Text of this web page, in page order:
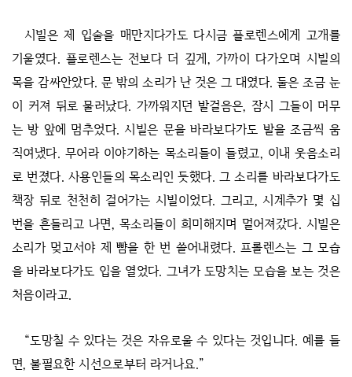
시빌은 제 입술을 매만지다가도 다시금 플로렌스에게 고개를
기울였다. 플로렌스는 전보다 더 깊게, 가까이 다가오며 시빌의
목을 감싸안았다. 문 밖의 소리가 난 것은 그 대였다. 둘은 조금 눈
이 커져 뒤로 물러났다. 가까워지던 발걸음은, 잠시 그들이 머무
는 방 앞에 멈추었다. 시빌은 문을 바라보다가도 발을 조금씩 움
직여냈다. 무어라 이야기하는 목소리들이 들렸고, 이내 웃음소리
로 번졌다. 사용인들의 목소리인 듯했다. 그 소리를 바라보다가도
책장 뒤로 천천히 걸어가는 시빌이었다. 그리고, 시계추가 몇 십
번을 흔들리고 나면, 목소리들이 희미해지며 멀어져갔다. 시빌은
소리가 멎고서야 제 뺨을 한 번 쓸어내렸다. 프롤렌스는 그 모습
을 바라보다가도 입을 열었다. 그녀가 도망치는 모습을 보는 것은
처음이라고.
“도망칠 수 있다는 것은 자유로울 수 있다는 것입니다. 예를 들
면, 불필요한 시선으로부터 라거나요.”